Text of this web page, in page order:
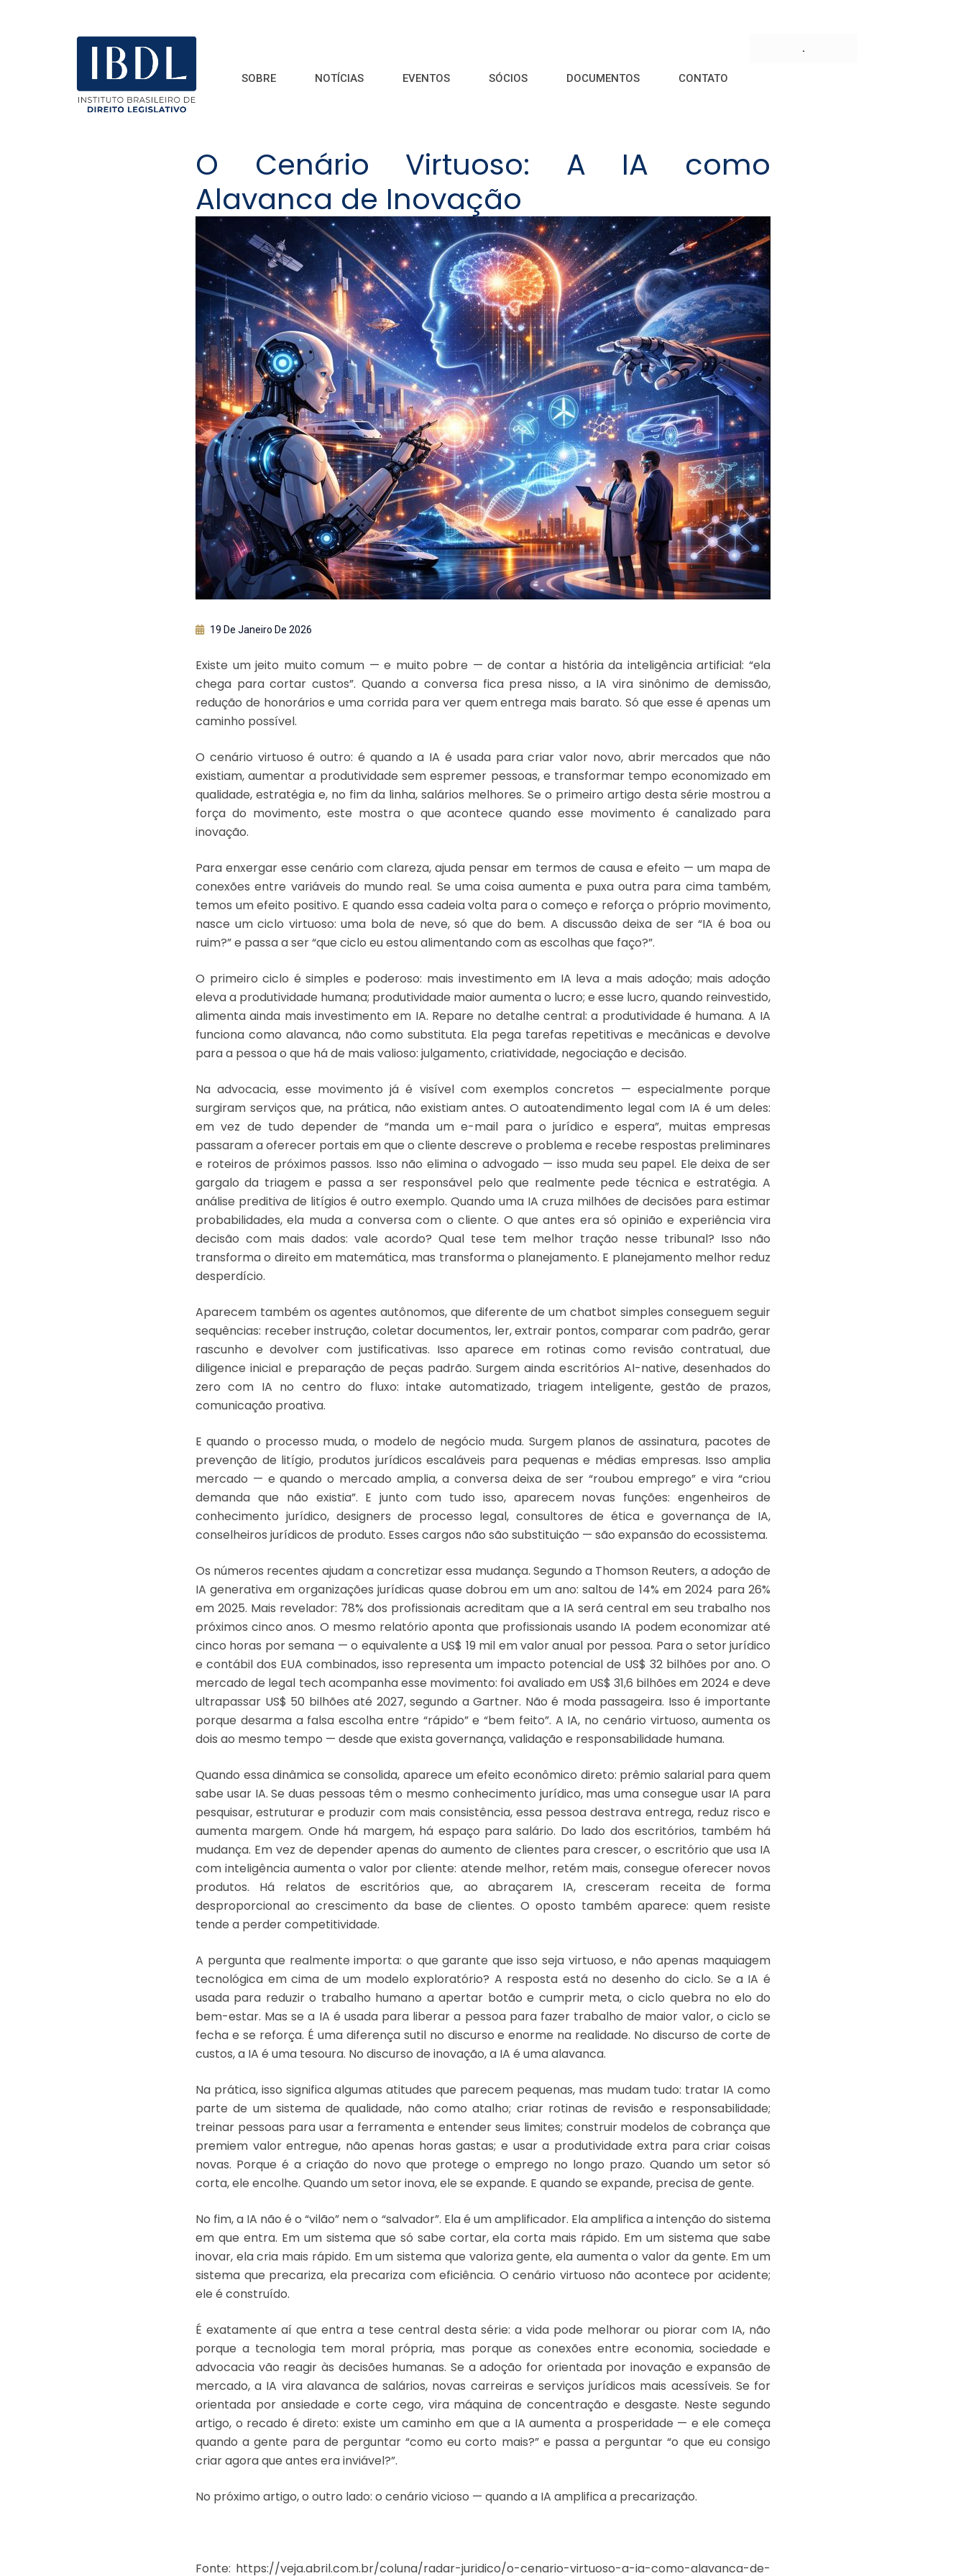
SOBRE NOTÍCIAS EVENTOS SÓCIOS DOCUMENTOS CONTATO
.
O Cenário Virtuoso: A IA como
Alavanca de Inovação
19 De Janeiro De 2026
Existe um jeito muito comum — e muito pobre — de contar a história da inteligência artificial: “ela
chega para cortar custos”. Quando a conversa fica presa nisso, a IA vira sinônimo de demissão,
redução de honorários e uma corrida para ver quem entrega mais barato. Só que esse é apenas um
caminho possível.
O cenário virtuoso é outro: é quando a IA é usada para criar valor novo, abrir mercados que não
existiam, aumentar a produtividade sem espremer pessoas, e transformar tempo economizado em
qualidade, estratégia e, no fim da linha, salários melhores. Se o primeiro artigo desta série mostrou a
força do movimento, este mostra o que acontece quando esse movimento é canalizado para
inovação.
Para enxergar esse cenário com clareza, ajuda pensar em termos de causa e efeito — um mapa de
conexões entre variáveis do mundo real. Se uma coisa aumenta e puxa outra para cima também,
temos um efeito positivo. E quando essa cadeia volta para o começo e reforça o próprio movimento,
nasce um ciclo virtuoso: uma bola de neve, só que do bem. A discussão deixa de ser “IA é boa ou
ruim?” e passa a ser “que ciclo eu estou alimentando com as escolhas que faço?”.
O primeiro ciclo é simples e poderoso: mais investimento em IA leva a mais adoção; mais adoção
eleva a produtividade humana; produtividade maior aumenta o lucro; e esse lucro, quando reinvestido,
alimenta ainda mais investimento em IA. Repare no detalhe central: a produtividade é humana. A IA
funciona como alavanca, não como substituta. Ela pega tarefas repetitivas e mecânicas e devolve
para a pessoa o que há de mais valioso: julgamento, criatividade, negociação e decisão.
Na advocacia, esse movimento já é visível com exemplos concretos — especialmente porque
surgiram serviços que, na prática, não existiam antes. O autoatendimento legal com IA é um deles:
em vez de tudo depender de “manda um e-mail para o jurídico e espera”, muitas empresas
passaram a oferecer portais em que o cliente descreve o problema e recebe respostas preliminares
e roteiros de próximos passos. Isso não elimina o advogado — isso muda seu papel. Ele deixa de ser
gargalo da triagem e passa a ser responsável pelo que realmente pede técnica e estratégia. A
análise preditiva de litígios é outro exemplo. Quando uma IA cruza milhões de decisões para estimar
probabilidades, ela muda a conversa com o cliente. O que antes era só opinião e experiência vira
decisão com mais dados: vale acordo? Qual tese tem melhor tração nesse tribunal? Isso não
transforma o direito em matemática, mas transforma o planejamento. E planejamento melhor reduz
desperdício.
Aparecem também os agentes autônomos, que diferente de um chatbot simples conseguem seguir
sequências: receber instrução, coletar documentos, ler, extrair pontos, comparar com padrão, gerar
rascunho e devolver com justificativas. Isso aparece em rotinas como revisão contratual, due
diligence inicial e preparação de peças padrão. Surgem ainda escritórios AI-native, desenhados do
zero com IA no centro do fluxo: intake automatizado, triagem inteligente, gestão de prazos,
comunicação proativa.
E quando o processo muda, o modelo de negócio muda. Surgem planos de assinatura, pacotes de
prevenção de litígio, produtos jurídicos escaláveis para pequenas e médias empresas. Isso amplia
mercado — e quando o mercado amplia, a conversa deixa de ser “roubou emprego” e vira “criou
demanda que não existia”. E junto com tudo isso, aparecem novas funções: engenheiros de
conhecimento jurídico, designers de processo legal, consultores de ética e governança de IA,
conselheiros jurídicos de produto. Esses cargos não são substituição — são expansão do ecossistema.
Os números recentes ajudam a concretizar essa mudança. Segundo a Thomson Reuters, a adoção de
IA generativa em organizações jurídicas quase dobrou em um ano: saltou de 14% em 2024 para 26%
em 2025. Mais revelador: 78% dos profissionais acreditam que a IA será central em seu trabalho nos
próximos cinco anos. O mesmo relatório aponta que profissionais usando IA podem economizar até
cinco horas por semana — o equivalente a US$ 19 mil em valor anual por pessoa. Para o setor jurídico
e contábil dos EUA combinados, isso representa um impacto potencial de US$ 32 bilhões por ano. O
mercado de legal tech acompanha esse movimento: foi avaliado em US$ 31,6 bilhões em 2024 e deve
ultrapassar US$ 50 bilhões até 2027, segundo a Gartner. Não é moda passageira. Isso é importante
porque desarma a falsa escolha entre “rápido” e “bem feito”. A IA, no cenário virtuoso, aumenta os
dois ao mesmo tempo — desde que exista governança, validação e responsabilidade humana.
Quando essa dinâmica se consolida, aparece um efeito econômico direto: prêmio salarial para quem
sabe usar IA. Se duas pessoas têm o mesmo conhecimento jurídico, mas uma consegue usar IA para
pesquisar, estruturar e produzir com mais consistência, essa pessoa destrava entrega, reduz risco e
aumenta margem. Onde há margem, há espaço para salário. Do lado dos escritórios, também há
mudança. Em vez de depender apenas do aumento de clientes para crescer, o escritório que usa IA
com inteligência aumenta o valor por cliente: atende melhor, retém mais, consegue oferecer novos
produtos. Há relatos de escritórios que, ao abraçarem IA, cresceram receita de forma
desproporcional ao crescimento da base de clientes. O oposto também aparece: quem resiste
tende a perder competitividade.
A pergunta que realmente importa: o que garante que isso seja virtuoso, e não apenas maquiagem
tecnológica em cima de um modelo exploratório? A resposta está no desenho do ciclo. Se a IA é
usada para reduzir o trabalho humano a apertar botão e cumprir meta, o ciclo quebra no elo do
bem-estar. Mas se a IA é usada para liberar a pessoa para fazer trabalho de maior valor, o ciclo se
fecha e se reforça. É uma diferença sutil no discurso e enorme na realidade. No discurso de corte de
custos, a IA é uma tesoura. No discurso de inovação, a IA é uma alavanca.
Na prática, isso significa algumas atitudes que parecem pequenas, mas mudam tudo: tratar IA como
parte de um sistema de qualidade, não como atalho; criar rotinas de revisão e responsabilidade;
treinar pessoas para usar a ferramenta e entender seus limites; construir modelos de cobrança que
premiem valor entregue, não apenas horas gastas; e usar a produtividade extra para criar coisas
novas. Porque é a criação do novo que protege o emprego no longo prazo. Quando um setor só
corta, ele encolhe. Quando um setor inova, ele se expande. E quando se expande, precisa de gente.
No fim, a IA não é o “vilão” nem o “salvador”. Ela é um amplificador. Ela amplifica a intenção do sistema
em que entra. Em um sistema que só sabe cortar, ela corta mais rápido. Em um sistema que sabe
inovar, ela cria mais rápido. Em um sistema que valoriza gente, ela aumenta o valor da gente. Em um
sistema que precariza, ela precariza com eficiência. O cenário virtuoso não acontece por acidente;
ele é construído.
É exatamente aí que entra a tese central desta série: a vida pode melhorar ou piorar com IA, não
porque a tecnologia tem moral própria, mas porque as conexões entre economia, sociedade e
advocacia vão reagir às decisões humanas. Se a adoção for orientada por inovação e expansão de
mercado, a IA vira alavanca de salários, novas carreiras e serviços jurídicos mais acessíveis. Se for
orientada por ansiedade e corte cego, vira máquina de concentração e desgaste. Neste segundo
artigo, o recado é direto: existe um caminho em que a IA aumenta a prosperidade — e ele começa
quando a gente para de perguntar “como eu corto mais?” e passa a perguntar “o que eu consigo
criar agora que antes era inviável?”.
No próximo artigo, o outro lado: o cenário vicioso — quando a IA amplifica a precarização.
Fonte: https://veja.abril.com.br/coluna/radar-juridico/o-cenario-virtuoso-a-ia-como-alavanca-de-